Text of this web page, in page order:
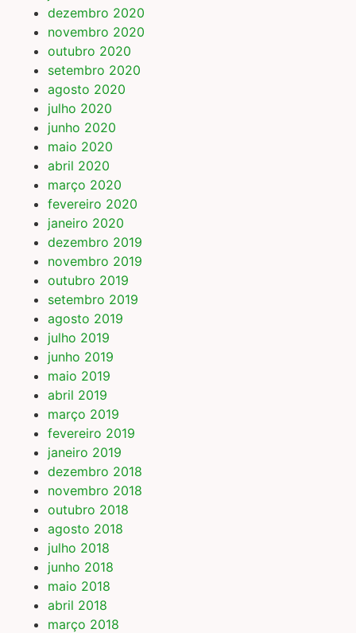
dezembro 2020
novembro 2020
outubro 2020
setembro 2020
agosto 2020
julho 2020
junho 2020
maio 2020
abril 2020
março 2020
fevereiro 2020
janeiro 2020
dezembro 2019
novembro 2019
outubro 2019
setembro 2019
agosto 2019
julho 2019
junho 2019
maio 2019
abril 2019
março 2019
fevereiro 2019
janeiro 2019
dezembro 2018
novembro 2018
outubro 2018
agosto 2018
julho 2018
junho 2018
maio 2018
abril 2018
março 2018